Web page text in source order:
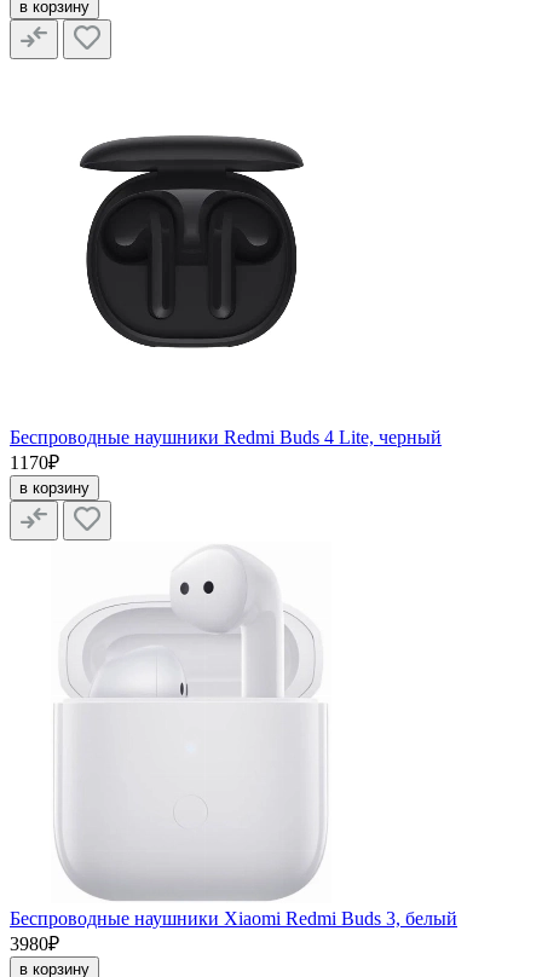
в корзину
Беспроводные наушники Redmi Buds 4 Lite, черный
1170₽
в корзину
Беспроводные наушники Xiaomi Redmi Buds 3, белый
3980₽
в корзину